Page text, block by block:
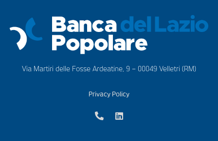
Via Martiri delle Fosse Ardeatine, 9 – 00049 Velletri (RM)
Privacy Policy